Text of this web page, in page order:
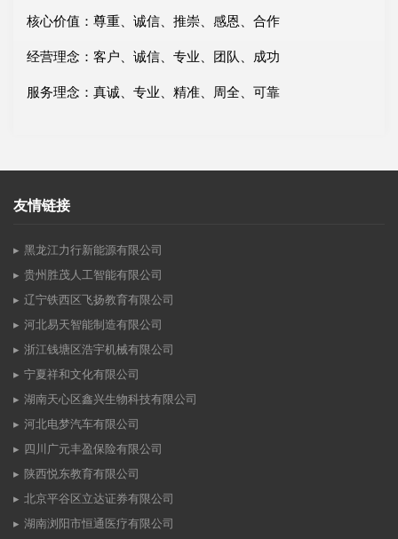
核心价值：尊重、诚信、推崇、感恩、合作
经营理念：客户、诚信、专业、团队、成功
服务理念：真诚、专业、精准、周全、可靠
友情链接
黑龙江力行新能源有限公司
贵州胜茂人工智能有限公司
辽宁铁西区飞扬教育有限公司
河北易天智能制造有限公司
浙江钱塘区浩宇机械有限公司
宁夏祥和文化有限公司
湖南天心区鑫兴生物科技有限公司
河北电梦汽车有限公司
四川广元丰盈保险有限公司
陕西悦东教育有限公司
北京平谷区立达证券有限公司
湖南浏阳市恒通医疗有限公司